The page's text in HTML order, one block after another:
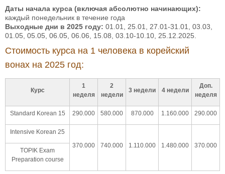
Даты начала курса (включая абсолютно начинающих):
каждый понедельник в течение года
Выходные дни в 2025 году: 01.01, 25.01, 27.01-31.01, 03.03,
01.05, 05.05, 06.05, 06.06, 15.08, 03.10-10.10, 25.12.2025.
Стоимость курса на 1 человека в корейский
вонах на 2025 год:
Курс
1
неделя
2
недели
3 недели 4 недели
Доп.
неделя
Standard Korean 15 290.000 580.000 870.000 1.160.000 290.000
Intensive Korean 25
370.000
740.000 1.110.000 1.480.000 370.000
TOPIK Exam
Preparation course